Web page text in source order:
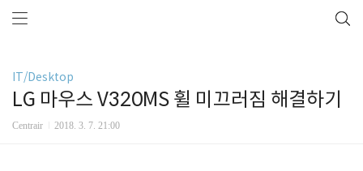
IT/Desktop
LG 마우스 V320MS 휠 미끄러짐 해결하기
Centrair 2018. 3. 7. 21:00